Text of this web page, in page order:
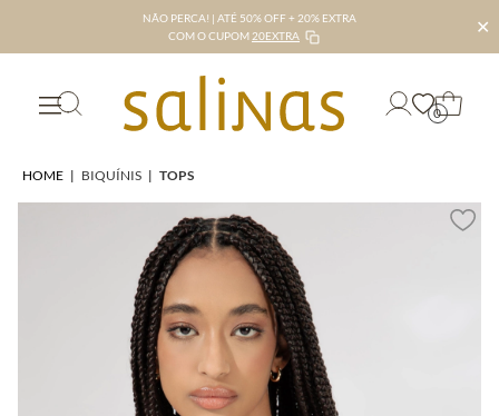
NÃO PERCA! | ATÉ 50% OFF + 20% EXTRA
COM O CUPOM 20EXTRA ✕
0
HOME | BIQUÍNIS | TOPS